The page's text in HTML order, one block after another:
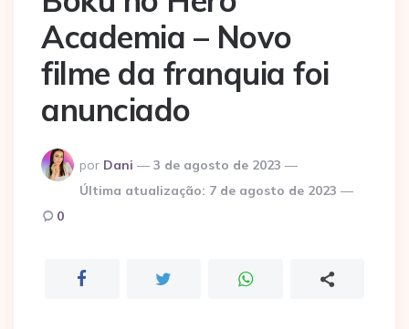
Academia – Novo
filme da franquia foi
anunciado
Postado
por
por Dani
3 de agosto de 2023
Última atualização: 7 de agosto de 2023
0